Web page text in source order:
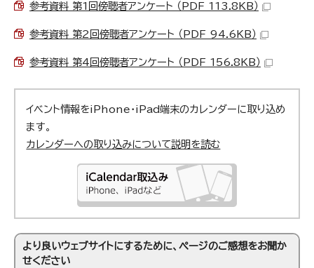
参考資料 第1回傍聴者アンケート （PDF 113.8KB）
参考資料 第2回傍聴者アンケート （PDF 94.6KB）
参考資料 第4回傍聴者アンケート （PDF 156.8KB）
イベント情報をiPhone・iPad端末のカレンダーに取り込め
ます。
カレンダーへの取り込みについて説明を読む
より良いウェブサイトにするために、ページのご感想をお聞か
せください